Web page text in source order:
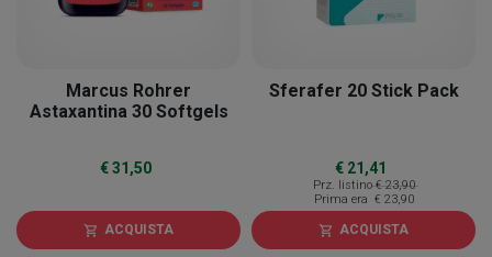
Marcus Rohrer
Astaxantina 30 Softgels
€ 31,50
shopping_cart ACQUISTA
Sferafer 20 Stick Pack
€ 21,41
Prz. listino € 23,90
Prima era € 23,90
shopping_cart ACQUISTA